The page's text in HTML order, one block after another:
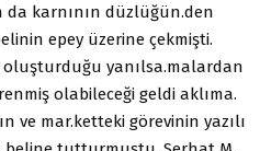
da karnının düzlüğün.den
epey üzerine çekmişti.
yanılsa.malardan
olabileceği geldi aklıma.
ve mar.ketteki görevinin yazılı